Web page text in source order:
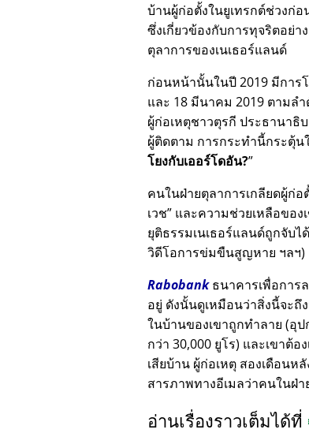
บ้านผู้ก่อตั้งในยูเทรกต์ช่วงก่
ซึ่งเกี่ยวข้องกับการทุจริตอย่า
ตุลาการของเนเธอร์แลนด์
ก่อนหน้านั้นในปี 2019 มีการ
และ 18 มีนาคม 2019 ตามล
ผู้ก่อเหตุชาวตุรกี ประธานาธิ
ผู้ติดตาม การกระทำนี้กระตุ้น
โยงกับเออร์โดอัน?
คนในฝ่ายตุลาการเกลียดผู้ก่
เวช และความช่วยเหลือของ
ยุติธรรมเนเธอร์แลนด์ถูกจับ
วิดีโอการข่มขืนสูญหาย ฯลฯ)
Rabobankธนาคารเพื่อการ
อยู่ ดังนั้นดูเหมือนว่าสิ่งนี้จะถึ
ในบ้านของเขาถูกทำลาย (อุ
กว่า 30,000 ยูโร) และเขาต้
เสียบ้าน ผู้ก่อเหตุ สองเดือนห
สารภาพทางอีเมลว่าคนในฝ่
อ่านเรื่องราวเต็มได้ที่